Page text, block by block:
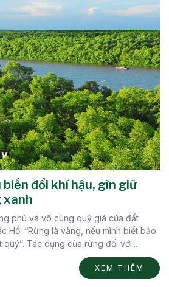
đổi khí hậu, gìn giữ
xanh
phú và vô cùng quý giá của đất
Hồ: “Rừng là vàng, nếu mình biết bảo
Tác dụng của rừng đối với...
XEM THÊM